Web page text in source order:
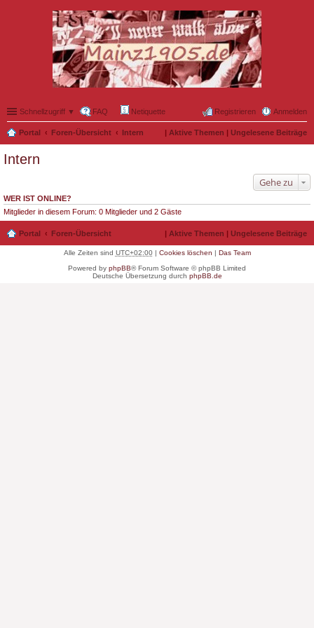
Schnellzugriff ▼ FAQ Netiquette Anmelden
Registrieren
Portal Foren-Übersicht Intern | Aktive Themen | Ungelesene Beiträge
Intern
Gehe zu
WER IST ONLINE?
Mitglieder in diesem Forum: 0 Mitglieder und 2 Gäste
Portal Foren-Übersicht | Aktive Themen | Ungelesene Beiträge
Alle Zeiten sind UTC+02:00| Cookies löschen | Das Team
Powered by phpBB® Forum Software © phpBB Limited
Deutsche Übersetzung durch phpBB.de